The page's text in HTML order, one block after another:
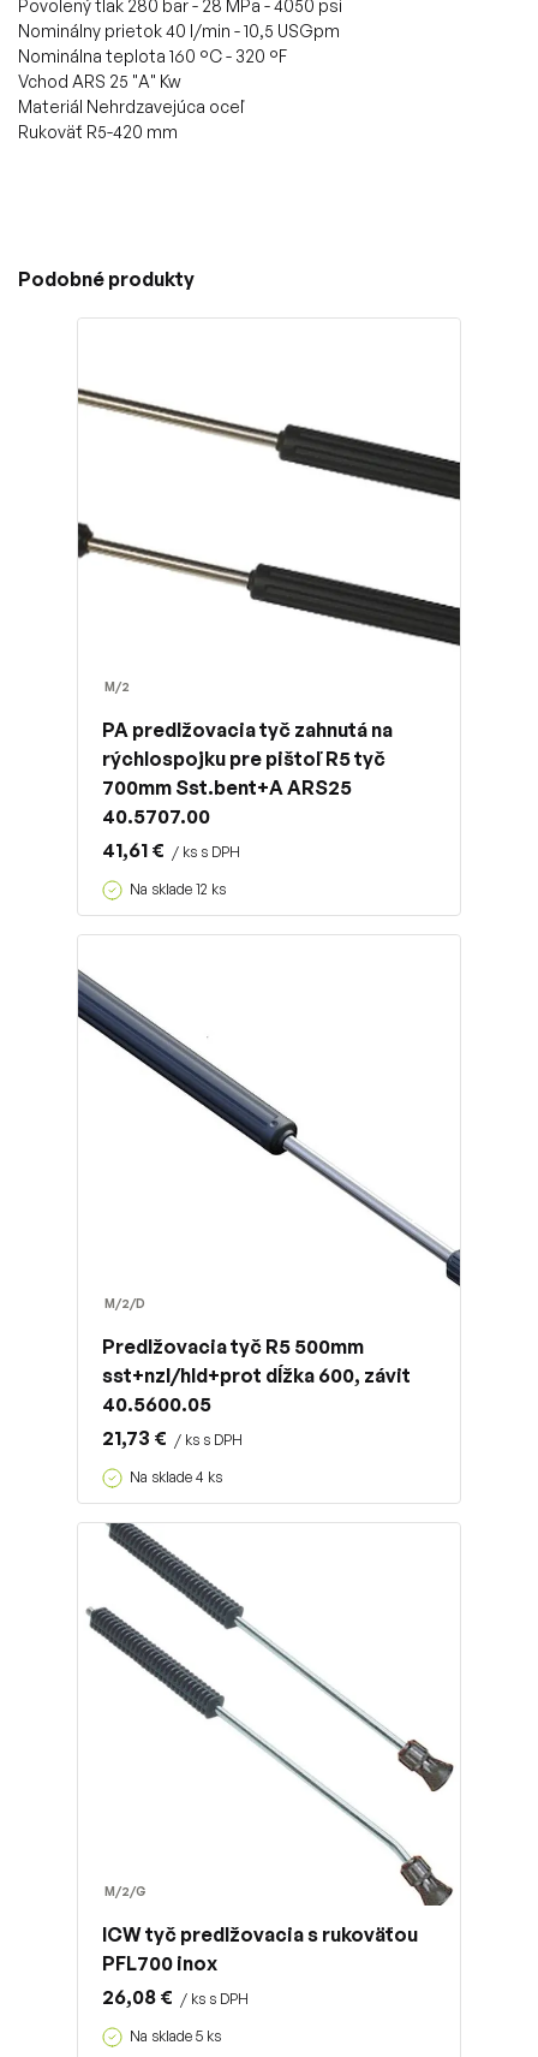
Povolený tlak 280 bar - 28 MPa - 4050 psi
Nominálny prietok 40 l/min - 10,5 USGpm
Nominálna teplota 160 °C - 320 °F
Vchod ARS 25 "A" Kw
Materiál Nehrdzavejúca oceľ
Rukoväť R5-420 mm
Podobné produkty
M/2
PA predlžovacia tyč zahnutá na
rýchlospojku pre pištoľ R5 tyč
700mm Sst.bent+A ARS25
40.5707.00
41,61 € / ks s DPH
Na sklade 12 ks
M/2/D
Predlžovacia tyč R5 500mm
sst+nzl/hld+prot dĺžka 600, závit
40.5600.05
21,73 € / ks s DPH
Na sklade 4 ks
M/2/G
ICW tyč predlžovacia s rukoväťou
PFL700 inox
26,08 € / ks s DPH
Na sklade 5 ks